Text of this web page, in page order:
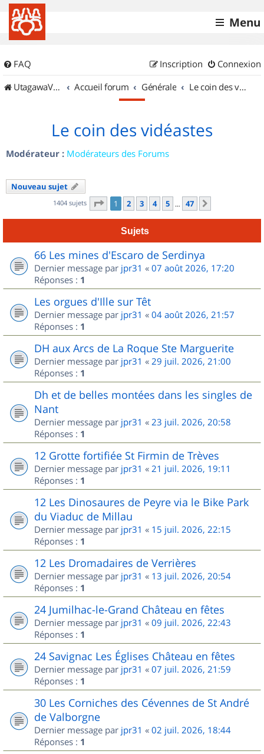
Menu
FAQ Connexion
Inscription
UtagawaVTT (Randos VTT et VTTAE avec traces GPS)
Accueil forum Générale Le coin des vidéastes
Le coin des vidéastes
Modérateur : Modérateurs des Forums
Nouveau sujet
1404 sujets Page 1sur
1 2 3 4 5 … 47
Sujets
66 Les mines d'Escaro de Serdinya
Dernier message par jpr31 « 07 août 2026, 17:20
Réponses : 1
Les orgues d'Ille sur Têt
Dernier message par jpr31 « 04 août 2026, 21:57
Réponses : 1
DH aux Arcs de La Roque Ste Marguerite
Dernier message par jpr31 « 29 juil. 2026, 21:00
Réponses : 1
Dh et de belles montées dans les singles de
Nant
Dernier message par jpr31 « 23 juil. 2026, 20:58
Réponses : 1
12 Grotte fortifiée St Firmin de Trèves
Dernier message par jpr31 « 21 juil. 2026, 19:11
Réponses : 1
12 Les Dinosaures de Peyre via le Bike Park
du Viaduc de Millau
Dernier message par jpr31 « 15 juil. 2026, 22:15
Réponses : 1
12 Les Dromadaires de Verrières
Dernier message par jpr31 « 13 juil. 2026, 20:54
Réponses : 1
24 Jumilhac-le-Grand Château en fêtes
Dernier message par jpr31 « 09 juil. 2026, 22:43
Réponses : 1
24 Savignac Les Églises Château en fêtes
Dernier message par jpr31 « 07 juil. 2026, 21:59
Réponses : 1
30 Les Corniches des Cévennes de St André
de Valborgne
Dernier message par jpr31 « 02 juil. 2026, 18:44
Réponses : 1